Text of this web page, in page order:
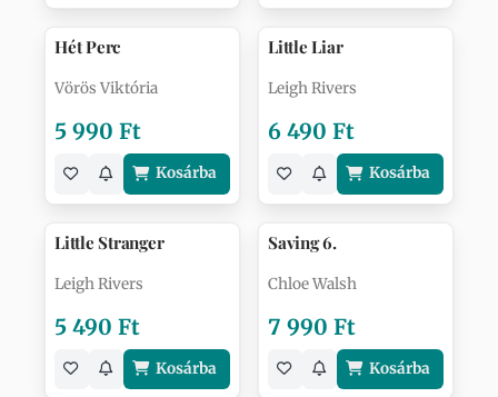
Hét Perc
Vörös Viktória
5 990 Ft
Kosárba
Little Liar
Leigh Rivers
6 490 Ft
Kosárba
Little Stranger
Leigh Rivers
5 490 Ft
Kosárba
Saving 6.
Chloe Walsh
7 990 Ft
Kosárba